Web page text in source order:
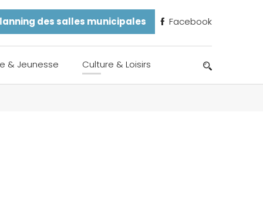
des salles municipales Facebook
& Jeunesse Culture & Loisirs